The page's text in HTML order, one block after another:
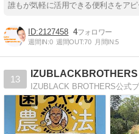
誰もが気軽に活用できる便利さをアピ
2127458 4
週間IN:0 週間OUT:70 月間IN:5
13
IZUBLACKBROTHERS